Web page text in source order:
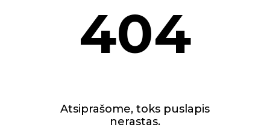
404
Atsiprašome, toks puslapis
nerastas.